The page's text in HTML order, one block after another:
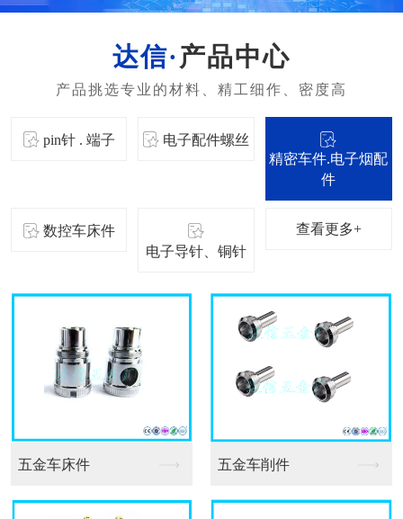
产品中心
pin针 . 端子
电子配件螺丝
精密车件.电子烟配
件
数控车床件
电子导针、铜针
查看更多+
车床件加工 数控车床件